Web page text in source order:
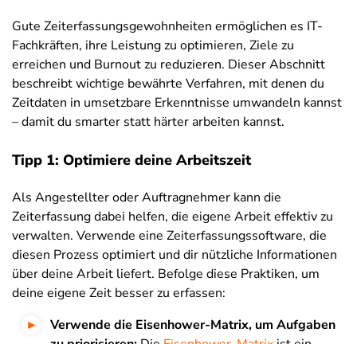
Gute Zeiterfassungsgewohnheiten ermöglichen es IT-
Fachkräften, ihre Leistung zu optimieren, Ziele zu
erreichen und Burnout zu reduzieren. Dieser Abschnitt
beschreibt wichtige bewährte Verfahren, mit denen du
Zeitdaten in umsetzbare Erkenntnisse umwandeln kannst
– damit du smarter statt härter arbeiten kannst.
Tipp 1: Optimiere deine Arbeitszeit
Als Angestellter oder Auftragnehmer kann die
Zeiterfassung dabei helfen, die eigene Arbeit effektiv zu
verwalten. Verwende eine Zeiterfassungssoftware, die
diesen Prozess optimiert und dir nützliche Informationen
über deine Arbeit liefert. Befolge diese Praktiken, um
deine eigene Zeit besser zu erfassen:
Verwende die Eisenhower-Matrix, um Aufgaben